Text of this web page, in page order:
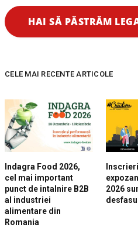
CELE MAI RECENTE ARTICOLE
Indagra Food 2026,
cel mai important
punct de intalnire B2B
al industriei
alimentare din
Romania
2026